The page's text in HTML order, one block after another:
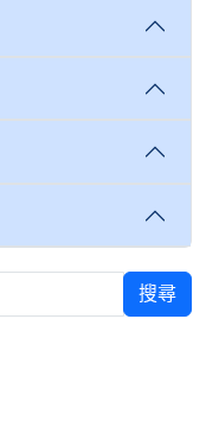
搜尋